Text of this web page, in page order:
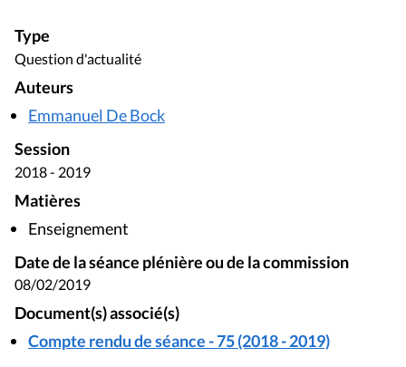
Type
Question d'actualité
Auteurs
Emmanuel De Bock
Session
2018 - 2019
Matières
Enseignement
Date de la séance plénière ou de la commission
08/02/2019
Document(s) associé(s)
Compte rendu de séance - 75 (2018 - 2019)